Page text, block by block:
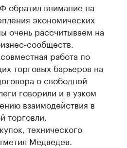
обратил внимание на
экономических
очень рассчитываем на
сообществ.
работа по
торговых барьеров на
о свободной
говорили и в узком
взаимодействия в
торговли,
технического
Медведев.